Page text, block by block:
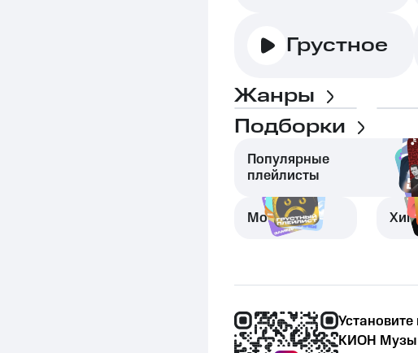
Грустное
Жанры
Подборки
Популярные
плейлисты
Моменты
КИОН